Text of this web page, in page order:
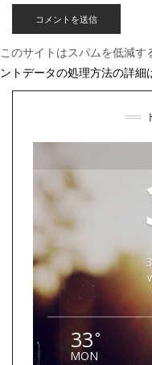
このサイトはスパムを低減す
ントデータの処理方法の詳
33°
MON